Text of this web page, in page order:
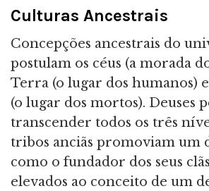
Culturas Ancestrais
Concepções ancestrais do
postulam os céus (a morada
Terra (o lugar dos humanos)
(o lugar dos mortos). Deuses
transcender todos os três
tribos anciãs promoviam um
como o fundador dos seus
elevados ao conceito de um